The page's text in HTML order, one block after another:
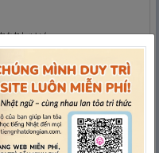
々
Nghĩa: Dấu chỉ sự lặp lại ký tự
trước đó trong một từ hoặc
cụm từ
社員
Nghĩa: Nhân viên, thành viên,
người
われしゃいん
はやるしかな
viên chúng tôi
trì Website
LUÔN MIỄN PHÍ